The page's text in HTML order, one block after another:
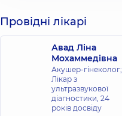
Провідні лікарі
Авад Ліна
Мохаммедівна
Акушер-гінеколог;
Лікар з
ультразвукової
діагностики, 24
років досвіду